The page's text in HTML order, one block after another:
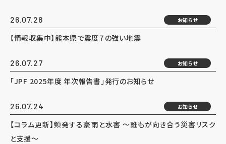
26.07.28 お知らせ
【情報収集中】熊本県で震度７の強い地震
26.07.27 お知らせ
「JPF 2025年度 年次報告書」発行のお知らせ
26.07.24 お知らせ
【コラム更新】頻発する豪雨と水害 ～誰もが向き合う災害リスク
と支援～